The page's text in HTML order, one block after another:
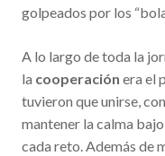
golpeados por los
A lo largo de toda la
la cooperación era el
tuvieron que unirse,
mantener la calma
cada reto. Además de